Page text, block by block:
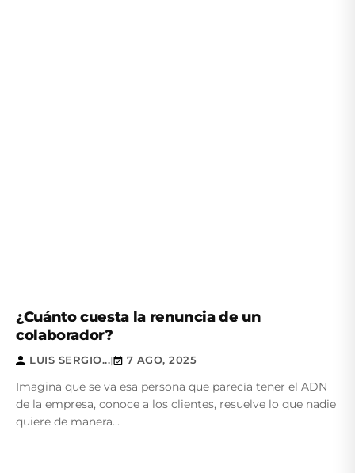
¿Cuánto cuesta la renuncia de un
colaborador?
LUIS SERGIO...| 7 AGO, 2025
Imagina que se va esa persona que parecía tener el ADN
de la empresa, conoce a los clientes, resuelve lo que nadie
quiere de manera...